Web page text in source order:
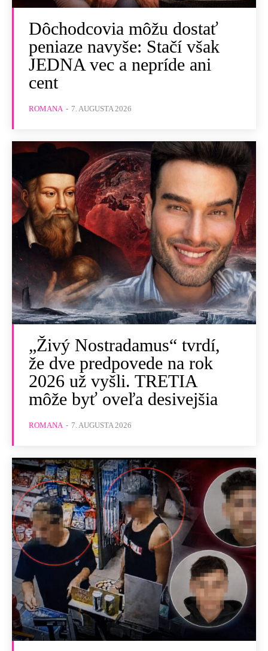
Dôchodcovia môžu dostať
peniaze navyše: Stačí však
JEDNA vec a nepríde ani
cent
ROMANA - 7. AUGUSTA 2026
„Živý Nostradamus“ tvrdí,
že dve predpovede na rok
2026 už vyšli. TRETIA
môže byť oveľa desivejšia
ROMANA - 7. AUGUSTA 2026